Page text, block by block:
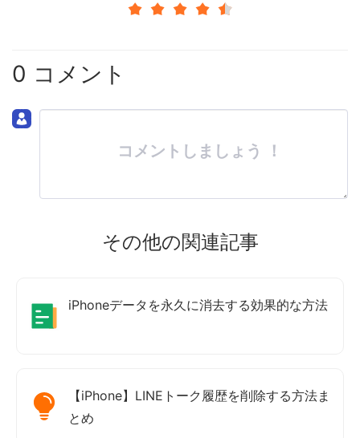
0 コメント
コメントしましょう ！
その他の関連記事
iPhoneデータを永久に消去する効果的な方法
【iPhone】LINEトーク履歴を削除する方法ま
とめ